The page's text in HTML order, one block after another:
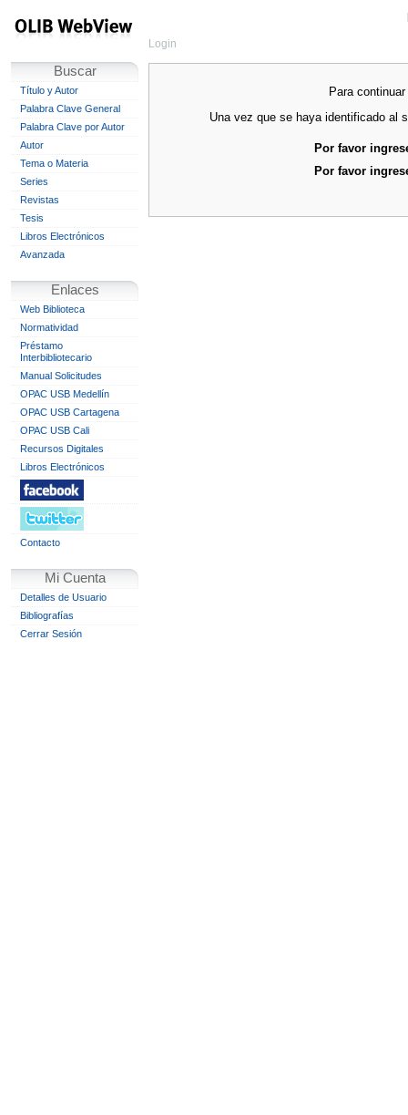
Buscar
Título y Autor
Palabra Clave General
Palabra Clave por Autor
Autor
Tema o Materia
Series
Revistas
Tesis
Libros Electrónicos
Avanzada
Enlaces
Web Biblioteca
Normatividad
Préstamo
Interbibliotecario
Manual Solicitudes
OPAC USB Medellín
OPAC USB Cartagena
OPAC USB Cali
Recursos Digitales
Libros Electrónicos
Contacto
Mi Cuenta
Detalles de Usuario
Bibliografías
Cerrar Sesión
Login
Para
Una vez que se haya identificado al
Por favor
Por favor